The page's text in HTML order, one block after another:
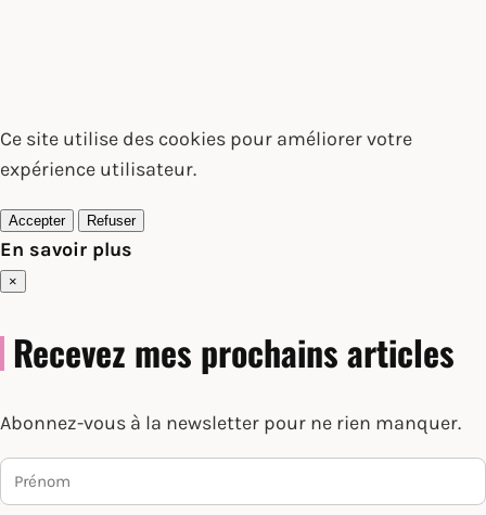
Ce site utilise des cookies pour améliorer votre
expérience utilisateur.
Accepter Refuser
En savoir plus
×
Recevez mes prochains articles
Abonnez-vous à la newsletter pour ne rien manquer.